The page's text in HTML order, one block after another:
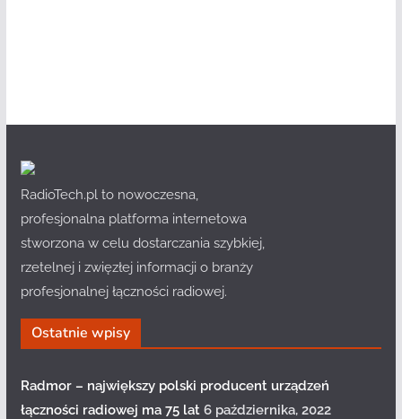
RadioTech.pl to nowoczesna,
profesjonalna platforma internetowa
stworzona w celu dostarczania szybkiej,
rzetelnej i zwięzłej informacji o branży
profesjonalnej łączności radiowej.
Ostatnie wpisy
Radmor – największy polski producent urządzeń
łączności radiowej ma 75 lat 6 października, 2022